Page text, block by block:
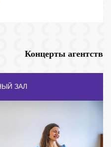
Концерты агентств
ЗАЛ